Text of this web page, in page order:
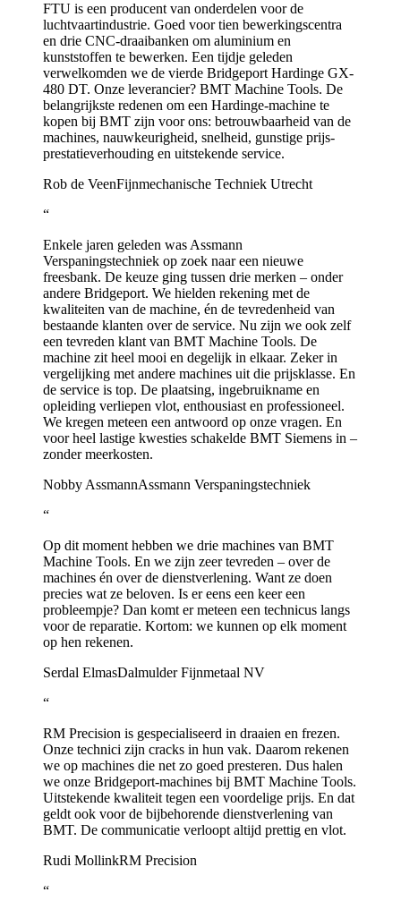
FTU is een producent van onderdelen voor de
luchtvaartindustrie. Goed voor tien bewerkingscentra
en drie CNC-draaibanken om aluminium en
kunststoffen te bewerken. Een tijdje geleden
verwelkomden we de vierde Bridgeport Hardinge GX-
480 DT. Onze leverancier? BMT Machine Tools. De
belangrijkste redenen om een Hardinge-machine te
kopen bij BMT zijn voor ons: betrouwbaarheid van de
machines, nauwkeurigheid, snelheid, gunstige prijs-
prestatieverhouding en uitstekende service.
Rob de VeenFijnmechanische Techniek Utrecht
“
Enkele jaren geleden was Assmann
Verspaningstechniek op zoek naar een nieuwe
freesbank. De keuze ging tussen drie merken – onder
andere Bridgeport. We hielden rekening met de
kwaliteiten van de machine, én de tevredenheid van
bestaande klanten over de service. Nu zijn we ook zelf
een tevreden klant van BMT Machine Tools. De
machine zit heel mooi en degelijk in elkaar. Zeker in
vergelijking met andere machines uit die prijsklasse. En
de service is top. De plaatsing, ingebruikname en
opleiding verliepen vlot, enthousiast en professioneel.
We kregen meteen een antwoord op onze vragen. En
voor heel lastige kwesties schakelde BMT Siemens in –
zonder meerkosten.
Nobby AssmannAssmann Verspaningstechniek
“
Op dit moment hebben we drie machines van BMT
Machine Tools. En we zijn zeer tevreden – over de
machines én over de dienstverlening. Want ze doen
precies wat ze beloven. Is er eens een keer een
probleempje? Dan komt er meteen een technicus langs
voor de reparatie. Kortom: we kunnen op elk moment
op hen rekenen.
Serdal ElmasDalmulder Fijnmetaal NV
“
RM Precision is gespecialiseerd in draaien en frezen.
Onze technici zijn cracks in hun vak. Daarom rekenen
we op machines die net zo goed presteren. Dus halen
we onze Bridgeport-machines bij BMT Machine Tools.
Uitstekende kwaliteit tegen een voordelige prijs. En dat
geldt ook voor de bijbehorende dienstverlening van
BMT. De communicatie verloopt altijd prettig en vlot.
Rudi MollinkRM Precision
“